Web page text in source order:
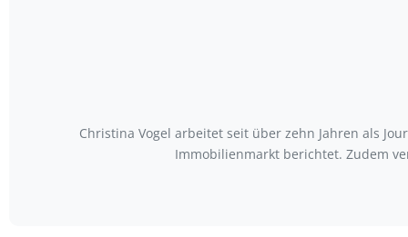
Christina Vogel arbeitet seit über zehn Jahren als
Immobilienmarkt berichtet. Zudem